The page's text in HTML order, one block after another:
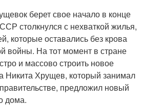
берет свое начало в конце
столкнулся с нехваткой жилья,
которые оставались без крова
войны. На тот момент в стране
и массово строить новое
Никита Хрущев, который занимал
предложил новый
дома.